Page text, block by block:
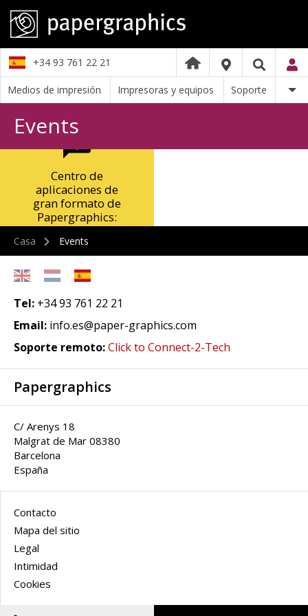
+34 93 761 22 21
Medios de impresión Impresoras y equipos Soporte
Events
Centro de
aplicaciones de
gran formato de
Papergraphics:
0845 1300 772
Casa Events
Tel: +34 93 761 22 21
Email: info.es@paper-graphics.com
Soporte remoto:Click to Connect-2-Tech
Papergraphics
C/ Arenys 18
Malgrat de Mar 08380
Barcelona
España
Contacto
Mapa del sitio
Legal
Intimidad
Cookies